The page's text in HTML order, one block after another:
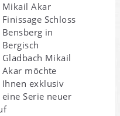
Mikail Akar
Finissage Schloss
Bensberg in
Bergisch
Gladbach Mikail
Akar möchte
Ihnen exklusiv
eine Serie neuer